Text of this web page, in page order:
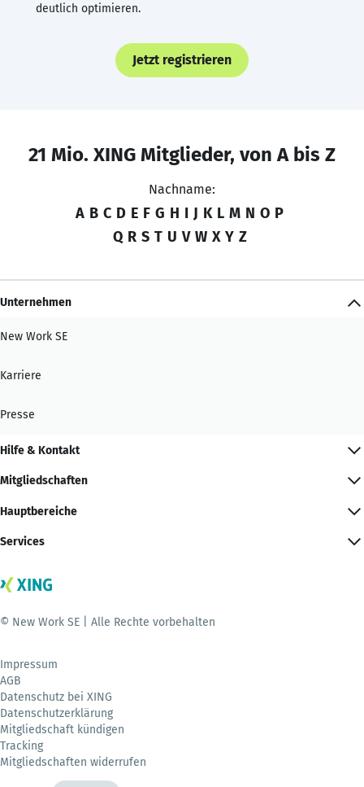
deutlich optimieren.
Jetzt registrieren
21 Mio. XING Mitglieder, von A bis Z
Nachname:
A B C D E F G H I J K L M N O P
Q R S T U V W X Y Z
Unternehmen
New Work SE
Karriere
Presse
Hilfe & Kontakt
Mitgliedschaften
Hauptbereiche
Services
© New Work SE | Alle Rechte vorbehalten
Impressum
AGB
Datenschutz bei XING
Datenschutzerklärung
Mitgliedschaft kündigen
Tracking
Mitgliedschaften widerrufen